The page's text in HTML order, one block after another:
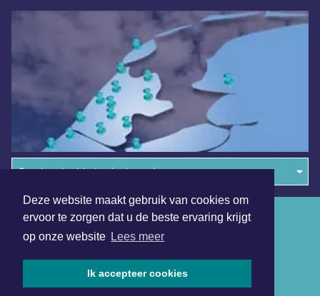
Deze website maakt gebruik van cookies om
ervoor te zorgen dat u de beste ervaring krijgt
op onze website Lees meer
Ik accepteer cookies
Overige dagbladen in de regio
Algemene voorwaarden
Disclaimer